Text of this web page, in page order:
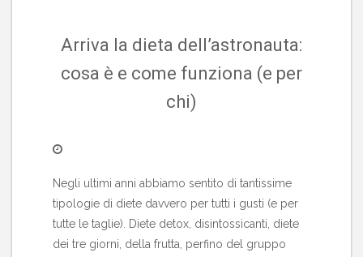
Arriva la dieta dell’astronauta:
cosa è e come funziona (e per
chi)
Negli ultimi anni abbiamo sentito di tantissime
tipologie di diete davvero per tutti i gusti (e per
tutte le taglie). Diete detox, disintossicanti, diete
dei tre giorni, della frutta, perfino del gruppo